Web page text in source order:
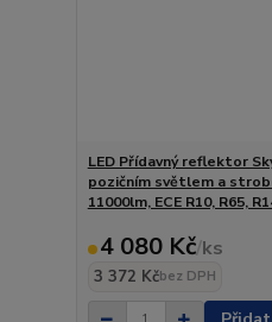
LED Přídavný reflektor
pozičním světlem a
11000lm, ECE R10, R65,
4 080 Kč/ks
3 372 Kčbez DPH